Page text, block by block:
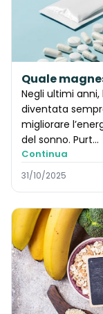
Quale
Negli ultimi
diventata
migliorare
del sonno. Purt…
Continua
31/10/2025